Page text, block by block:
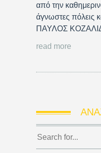
από την
άγνωστες πόλεις
ΠΑΥΛΟΣ
read more